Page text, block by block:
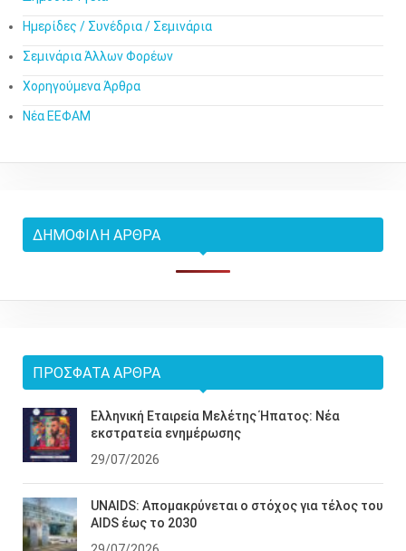
Ημερίδες / Συνέδρια / Σεμινάρια
Σεμινάρια Άλλων Φορέων
Χορηγούμενα Άρθρα
Νέα ΕΕΦΑΜ
ΔΗΜΟΦΙΛΉ ΆΡΘΡΑ
ΠΡΌΣΦΑΤΑ ΆΡΘΡΑ
Ελληνική Εταιρεία Μελέτης Ήπατος: Νέα
εκστρατεία ενημέρωσης
29/07/2026
UNAIDS: Απομακρύνεται ο στόχος για τέλος του
AIDS έως το 2030